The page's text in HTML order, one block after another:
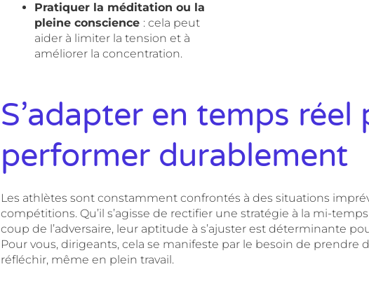
Pratiquer la méditation ou la
pleine conscience : cela peut
aider à limiter la tension et à
améliorer la concentration.
S’adapter en temps réel
performer durablement
Les athlètes sont constamment confrontés à des situations
compétitions. Qu’il s’agisse de rectifier une stratégie à la mi-
coup de l’adversaire, leur aptitude à s’ajuster est déterminante
Pour vous, dirigeants, cela se manifeste par le besoin de prendre
réfléchir, même en plein travail.